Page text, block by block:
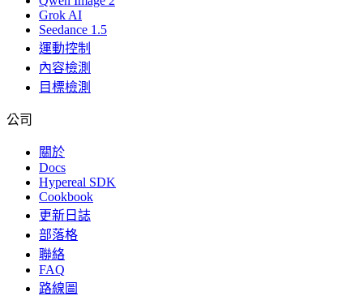
Grok AI
Seedance 1.5
運動控制
內容檢測
目標檢測
公司
關於
Docs
Hypereal SDK
Cookbook
更新日誌
部落格
聯絡
FAQ
路線圖